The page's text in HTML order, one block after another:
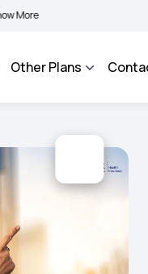
BIMA BHAROSA - An
Other Plans